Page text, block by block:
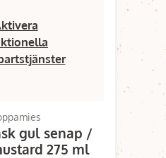
gul senap /
275 ml